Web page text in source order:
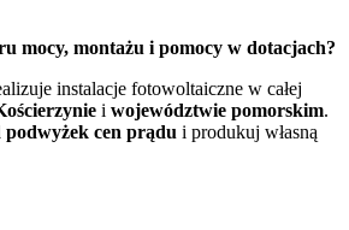
mocy, montażu i pomocy w dotacjach?
instalacje fotowoltaiczne w całej
i województwie pomorskim.
podwyżek cen prądu i produkuj własną